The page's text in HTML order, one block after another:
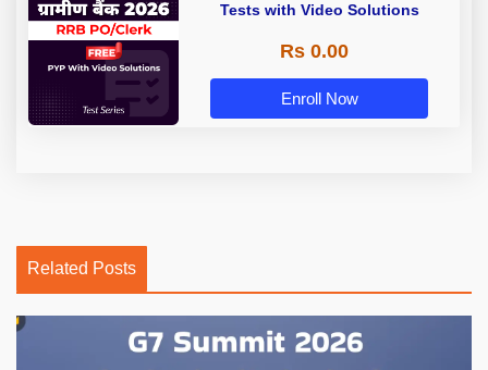
Tests with Video Solutions
Rs 0.00
Enroll Now
Related Posts